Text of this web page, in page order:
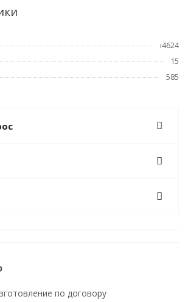
i4624
15
585
по договору